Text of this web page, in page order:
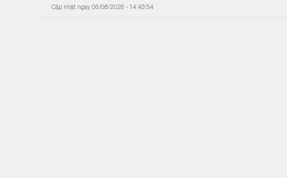
Cập nhật ngày 06/08/2026 - 14:43:54